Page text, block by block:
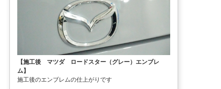
【施工後 マツダ ロードスター（グレー）エンブレ
ム】
施工後のエンブレムの仕上がりです